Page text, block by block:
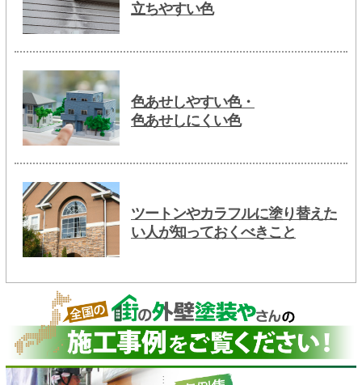
立ちやすい色
色あせしやすい色・
色あせしにくい色
ツートンやカラフルに塗り替えた
い人が知っておくべきこと